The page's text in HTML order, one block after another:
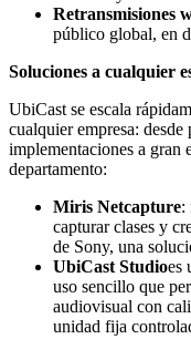
Retransmisiones
público global, en
Soluciones a cualquier
UbiCast se escala
cualquier empresa:
implementaciones a gran
departamento:
Miris Netcapture:
capturar clases y
de Sony, una
UbiCast Studioes
uso sencillo que
audiovisual con
unidad fija